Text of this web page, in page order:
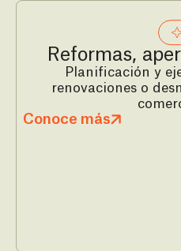
Reformas,
Planificación y
renovaciones o
Conoce más